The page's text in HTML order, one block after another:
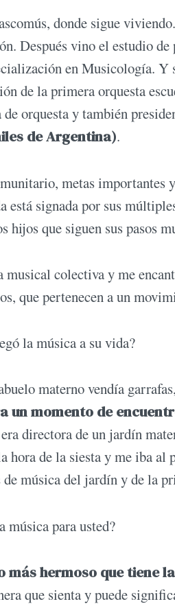
donde sigue
Después vino el estudio
en Musicología.
de la primera orquesta
orquesta y también
de Argentina).
metas importantes
está signada por sus
hijos que siguen sus pasos
colectiva y me
que pertenecen a un
la música a su vida?
materno vendía
un momento de
directora de un jardín
hora de la siesta y me iba
música del jardín y de la
música para usted?
más hermoso que tiene
que sienta y puede